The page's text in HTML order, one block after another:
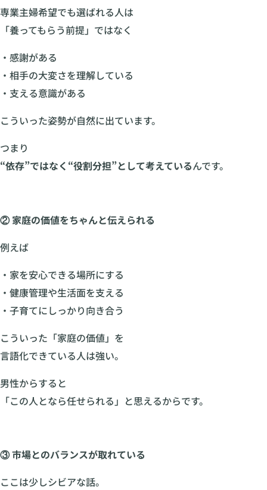
専業主婦希望でも選ばれる人は
「養ってもらう前提」ではなく
・感謝がある
・相手の大変さを理解している
・支える意識がある
こういった姿勢が自然に出ています。
つまり
“依存”ではなく“役割分担”として考えているんです。
② 家庭の価値をちゃんと伝えられる
例えば
・家を安心できる場所にする
・健康管理や生活面を支える
・子育てにしっかり向き合う
こういった「家庭の価値」を
言語化できている人は強い。
男性からすると
「この人となら任せられる」と思えるからです。
③ 市場とのバランスが取れている
ここは少しシビアな話。